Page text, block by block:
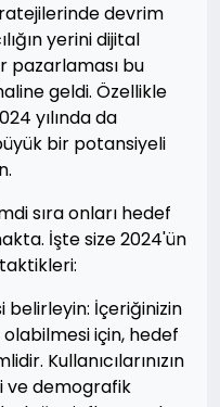
devrim
yerini dijital
pazarlaması bu
geldi. Özellikle
yılında da
bir potansiyeli
sıra onları hedef
İşte size 2024'ün
belirleyin: İçeriğinizin
için, hedef
Kullanıcılarınızın
ve demografik